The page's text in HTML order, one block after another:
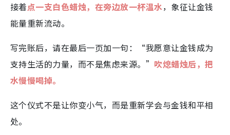
接着点一支白色蜡烛，在旁边放一杯温水，象征让金钱
能量重新流动。
写完账后，请在最后一页加一句：“我愿意让金钱成为
支持生活的力量，而不是焦虑来源。” 吹熄蜡烛后，把
水慢慢喝掉。
这个仪式不是让你变小气，而是重新学会与金钱和平相
处。